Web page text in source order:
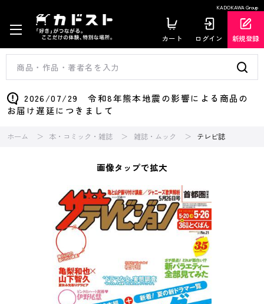
KADOKAWA Group
カート ログイン 新規登録
2026/07/29 令和8年熊本地震の影響による商品の
お届け遅延につきまして
ホーム 本・コミック・雑誌 雑誌・ムック テレビ誌
画像タップで拡大